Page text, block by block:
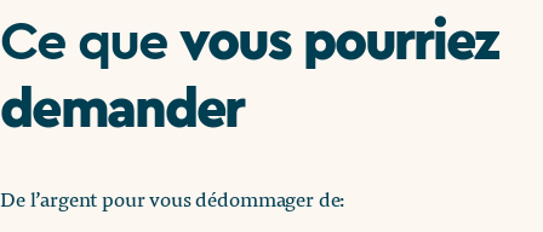
Ce quevous pourriez
demander
De l’argent pour vous dédommager de: